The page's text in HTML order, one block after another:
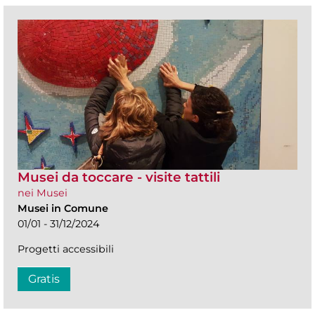
Musei da toccare - visite tattili
nei Musei
Musei in Comune
01/01 - 31/12/2024
Progetti accessibili
Gratis